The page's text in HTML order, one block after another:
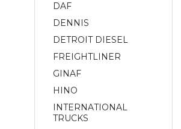
DAF
DENNIS
DETROIT DIESEL
FREIGHTLINER
GINAF
HINO
INTERNATIONAL
TRUCKS